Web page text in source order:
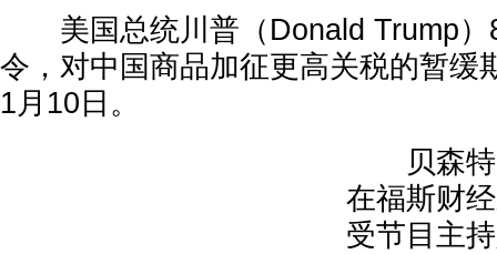
美国总统川普（Donald Trump）
令，对中国商品加征更高关税的暂缓
1月10日。
贝森特
在福斯财
受节目主